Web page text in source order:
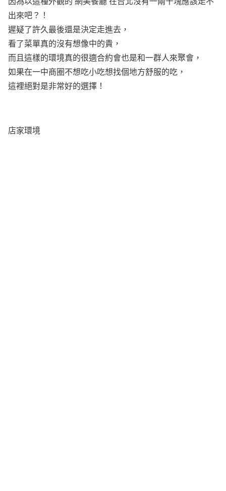
出來吧？！
遲疑了許久最後還是決定走進去，
看了菜單真的沒有想像中的貴，
而且這樣的環境真的很適合約會也是和一群人來聚會，
如果在一中商圈不想吃小吃想找個地方舒服的吃，
這裡絕對是非常好的選擇！
店家環境